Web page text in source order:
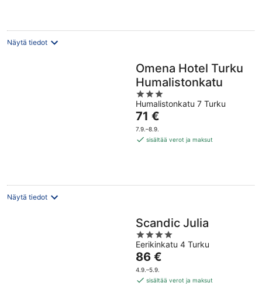
Näytä tiedot
Omena Hotel Turku
Humalistonkatu
3
out
of
5
Humalistonkatu 7 Turku
Hinta
on
71 €
71 €
7.9.–8.9.
sisältää verot ja maksut
Näytä tiedot
Scandic Julia
4
out
of
5
Eerikinkatu 4 Turku
Hinta
on
86 €
86 €
4.9.–5.9.
sisältää verot ja maksut